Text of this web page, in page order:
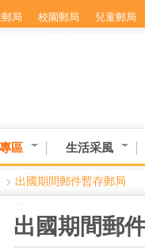
局 校園郵局 兒童郵局
區 生活采風
> 出國期間郵件暫存郵局
出國期間郵